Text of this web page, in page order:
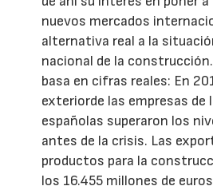
nuevos mercados
alternativa real a la
nacional de la
basa en cifras reales: En
exteriorde las empresas
españolas superaron los
antes de la crisis. Las
productos para la
los 16.455 millones de